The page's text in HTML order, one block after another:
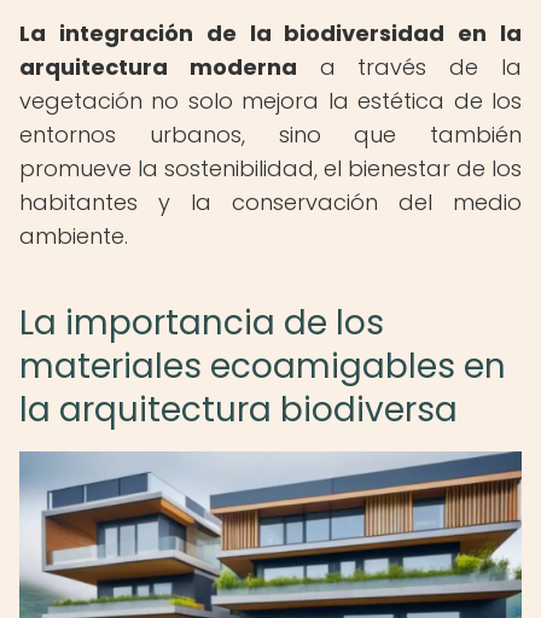
La integración de la biodiversidad en la
arquitectura moderna a través de la
vegetación no solo mejora la estética de los
entornos urbanos, sino que también
promueve la sostenibilidad, el bienestar de los
habitantes y la conservación del medio
ambiente.
La importancia de los
materiales ecoamigables en
la arquitectura biodiversa